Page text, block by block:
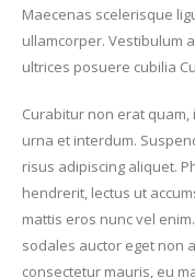
Maecenas scelerisque
ullamcorper. Vestibulum
ultrices posuere cubilia
Curabitur non erat
urna et interdum.
risus adipiscing aliquet.
hendrerit, lectus ut
mattis eros nunc vel
sodales auctor eget non
consectetur mauris, eu